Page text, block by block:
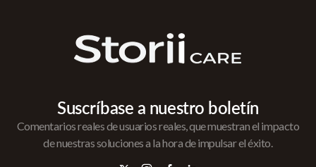
Suscríbase a nuestro boletín
Comentarios reales de usuarios reales, que muestran el impacto
de nuestras soluciones a la hora de impulsar el éxito.